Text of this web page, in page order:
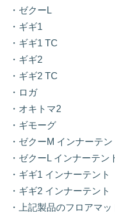
・ゼクーL
・ギギ1
・ギギ1 TC
・ギギ2
・ギギ2 TC
・ロガ
・オキトマ2
・ギモーグ
・ゼクーM インナーテン
・ゼクーL インナーテン
・ギギ1 インナーテント
・ギギ2 インナーテント
・上記製品のフロアマ